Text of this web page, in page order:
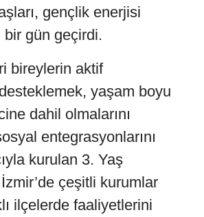
gençlik enerjisi
gün geçirdi.
bireylerin aktif
yaşam boyu
dahil olmalarını
entegrasyonlarını
kurulan 3. Yaş
çeşitli kurumlar
ilçelerde faaliyetlerini